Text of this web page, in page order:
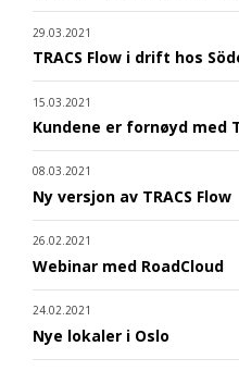
29.03.2021
TRACS Flow i drift hos
15.03.2021
Kundene er fornøyd med
08.03.2021
Ny versjon av TRACS Flow
26.02.2021
Webinar med RoadCloud
24.02.2021
Nye lokaler i Oslo